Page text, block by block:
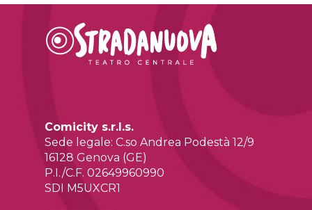
Comicity s.r.l.s.
Sede legale: C.so Andrea Podestà 12/9
16128 Genova (GE)
P.I./C.F. 02649960990
SDI M5UXCR1